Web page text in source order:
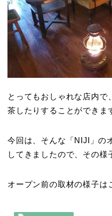
とってもおしゃれな店内で
茶したりすることができま
今回は、そんな「NIJI」の
してきましたので、その様
オープン前の取材の様子は